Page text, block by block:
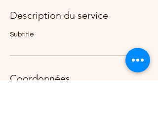
Description du service
Subtitle
Coordonnées